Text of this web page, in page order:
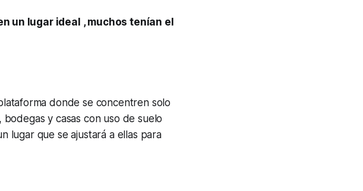
un lugar ideal , muchos tenían el
donde se concentren solo
y casas con uso de suelo
lugar que se ajustará a ellas para